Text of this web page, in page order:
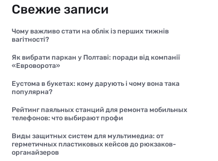
Свежие записи
Чому важливо стати на облік із перших тижнів
вагітності?
Як вибрати паркан у Полтаві: поради від компанії
«Евроворота»
Еустома в букетах: кому дарують і чому вона така
популярна?
Рейтинг паяльных станций для ремонта мобильных
телефонов: что выбирают профи
Виды защитных систем для мультимедиа: от
герметичных пластиковых кейсов до рюкзаков-
органайзеров